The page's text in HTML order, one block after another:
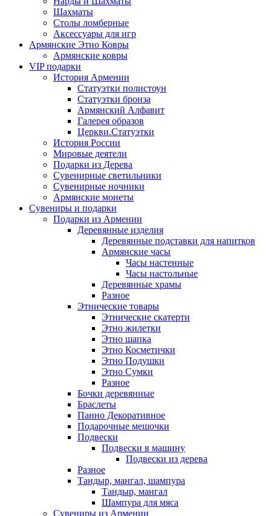
Шахматы
Столы ломберные
Аксессуары для игр
Армянские Этно Ковры
Армянские ковры
VIP подарки
История Армении
Статуэтки полистоун
Статуэтки бронза
Армянский Алфавит
Галерея образов
Церкви.Статуэтки
История России
Мировые деятели
Подарки из Дерева
Сувенирные светильники
Сувенирные ночники
Армянские монеты
Сувениры и подарки
Подарки из Армении
Деревянные изделия
Деревянные подставки для напитков
Армянские часы
Часы настенные
Часы настольные
Деревянные храмы
Разное
Этнические товары
Этнические скатерти
Этно жилетки
Этно шапка
Этно Косметички
Этно Подушки
Этно Сумки
Разное
Бочки деревянные
Браслеты
Панно Декоративное
Подарочные мешочки
Подвески
Подвески в машину
Подвески из дерева
Разное
Тандыр, мангал, шампура
Тандыр, мангал
Шампура для мяса
Сувениры из Армении